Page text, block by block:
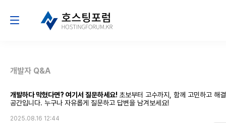
개발자 Q&A
개발하다 막혔다면? 여기서 질문하세요! 초보부터 고수까지, 함께 고민하고 해
공간입니다. 누구나 자유롭게 질문하고 답변을 남겨보세요!
2025.08.16 12:44